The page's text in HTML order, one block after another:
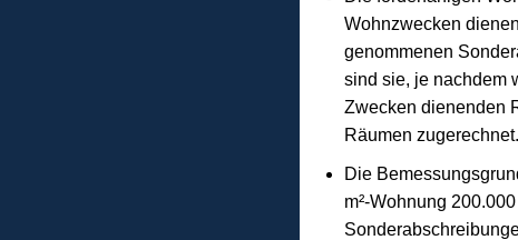
Wohnzwecken
genommenen
sind sie, je nachdem
Zwecken dienenden
Räumen zugerechnet.
Die
m²-Wohnung